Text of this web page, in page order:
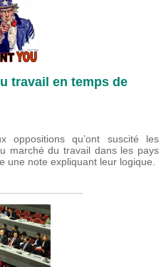
travail en temps de
oppositions qu’ont suscité les
marché du travail dans les pays
une note expliquant leur logique.